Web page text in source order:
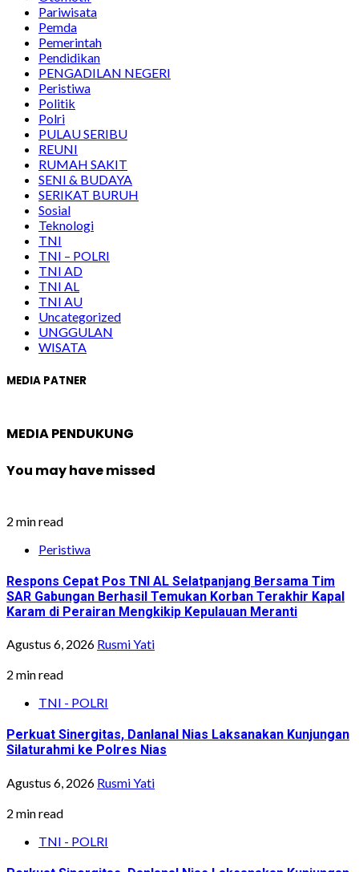
Pariwisata
Pemda
Pemerintah
Pendidikan
PENGADILAN NEGERI
Peristiwa
Politik
Polri
PULAU SERIBU
REUNI
RUMAH SAKIT
SENI & BUDAYA
SERIKAT BURUH
Sosial
Teknologi
TNI
TNI – POLRI
TNI AD
TNI AL
TNI AU
Uncategorized
UNGGULAN
WISATA
MEDIA PATNER
MEDIA PENDUKUNG
You may have missed
2 min read
Peristiwa
Respons Cepat Pos TNI AL Selatpanjang Bersama Tim
SAR Gabungan Berhasil Temukan Korban Terakhir Kapal
Karam di Perairan Mengkikip Kepulauan Meranti
Agustus 6, 2026 Rusmi Yati
2 min read
TNI - POLRI
Perkuat Sinergitas, Danlanal Nias Laksanakan Kunjungan
Silaturahmi ke Polres Nias
Agustus 6, 2026 Rusmi Yati
2 min read
TNI - POLRI